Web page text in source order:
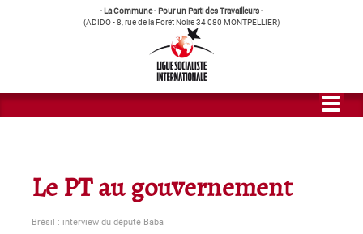
- La Commune - Pour un Parti des Travailleurs-
(ADIDO - 8, rue de la Forêt Noire 34 080 MONTPELLIER)
Le PT au gouvernement
Brésil : interview du député Baba